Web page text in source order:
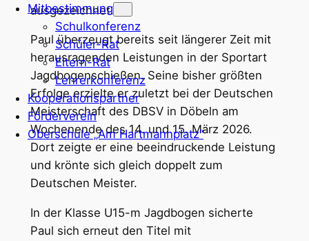
Mitbestimmung
Schulkonferenz
Schüler-Rat
Eltern-Rat
Lehrerkonferenz
Kooperationspartner
Förderverein
Oberschule „Am Hartmannplatz“
ausgezeichnet.
Paul überzeugt bereits seit längerer Zeit mit
herausragenden Leistungen in der Sportart
Jagdbogenschießen. Seine bisher größten
Erfolge erzielte er zuletzt bei der Deutschen
Meisterschaft des DBSV in Döbeln am
Wochenende des 14. und 15. März 2026.
Dort zeigte er eine beeindruckende Leistung
und krönte sich gleich doppelt zum
Deutschen Meister.
In der Klasse U15-m Jagdbogen sicherte
Paul sich erneut den Titel mit